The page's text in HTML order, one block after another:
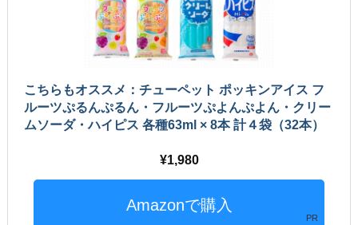
こちらもオススメ：チューペット ポッキンアイス フ
ルーツぷるんぷるん・フルーツぷよんぷよん・クリー
ムソーダ・ハイピス 各種63ml × 8本 計４袋（32本）
1,980
PR